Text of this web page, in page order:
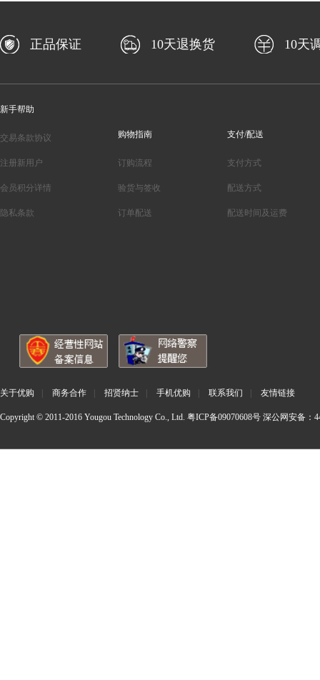
正品保证 10天退换货 10天
新手帮助
交易条款协议
注册新用户
会员积分详情
隐私条款
购物指南
订购流程
验货与签收
订单配送
支付/配送
支付方式
配送方式
配送时间及运费
关于优购 商务合作 招贤纳士 手机优购 联系我们 友情链接
Copyright © 2011-2016 Yougou Technology Co., Ltd. 粤ICP备09070608号 深公网安备：